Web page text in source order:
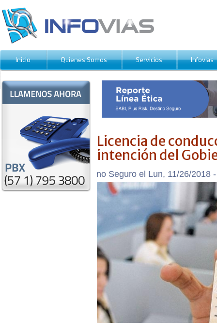
Inicio Quienes Somos Servicios
Infovias
Contáctenos
Licencia de
intención del
Enviado por Destino Seguro el Lun, 11/26/2018